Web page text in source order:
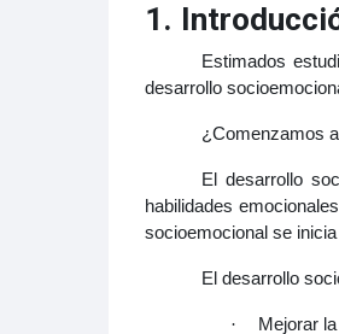
1.
Estimados
desarrollo
¿Comenzamos
El desarrollo
habilidades
socioemocional se
El desarrollo
· Mejorar